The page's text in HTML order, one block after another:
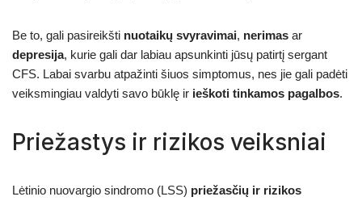
Be to, gali pasireikšti nuotaikų svyravimai, nerimas ar
depresija, kurie gali dar labiau apsunkinti jūsų patirtį sergant
CFS. Labai svarbu atpažinti šiuos simptomus, nes jie gali padėti
veiksmingiau valdyti savo būklę ir ieškoti tinkamos pagalbos.
Priežastys ir rizikos veiksniai
Lėtinio nuovargio sindromo (LSS) priežasčių ir rizikos